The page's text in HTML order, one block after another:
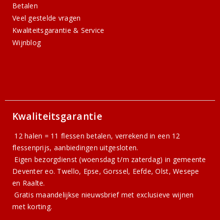
Betalen
Veel gestelde vragen
Kwaliteitsgarantie & Service
Wijnblog
Kwaliteitsgarantie
12 halen = 11 flessen betalen, verrekend in een 12
flessenprijs, aanbiedingen uitgesloten.
Eigen bezorgdienst (woensdag t/m zaterdag) in gemeente
Deventer eo. Twello, Epse, Gorssel, Eefde, Olst, Wesepe
en Raalte.
Gratismaandelijkse nieuwsbriefmet exclusieve wijnen
met korting.